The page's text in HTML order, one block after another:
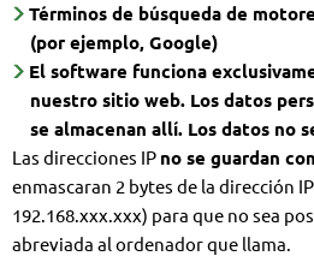
Términos de búsqueda de
(por ejemplo, Google)
El software funciona
nuestro sitio web. Los datos
se almacenan allí. Los datos no
Las direcciones IP no se guardan
enmascaran 2 bytes de la dirección
192.168.xxx.xxx) para que no sea
abreviada al ordenador que llama.